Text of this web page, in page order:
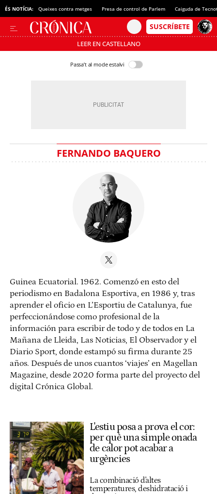
ÉS NOTÍCIA: Queixes contra metges Presa de control de Parlem Caiguda de
LEER EN CASTELLANO
Passa’t al mode estalvi
FERNANDO BAQUERO
Guinea Ecuatorial. 1962. Comenzó en esto del
periodismo en Badalona Esportiva, en 1986 y, tras
aprender el oficio en L’Esportiu de Catalunya, fue
perfeccionándose como profesional de la
información para escribir de todo y de todos en La
Mañana de Lleida, Las Noticias, El Observador y el
Diario Sport, donde estampó su firma durante 25
años. Después de unos cuantos ‘viajes’ en Magellan
Magazine, desde 2020 forma parte del proyecto del
digital Crónica Global.
L'estiu posa a prova el cor:
per què una simple onada
de calor pot acabar a
urgències
La combinació d'altes
temperatures, deshidratació i